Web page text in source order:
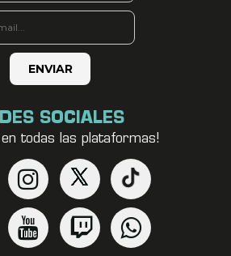
SOCIALES
en todas las plataformas!